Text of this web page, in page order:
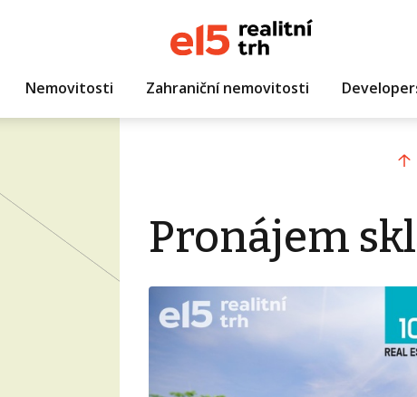
Nemovitosti Zahraniční nemovitosti
Pronájem